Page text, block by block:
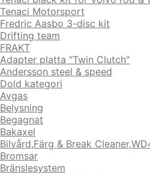
Tenaci Motorsport
Fredric Aasbo 3-disc kit
Drifting team
FRAKT
Adapter platta "Twin Clutch"
Andersson steel & speed
Dold kategori
Avgas
Belysning
Begagnat
Bakaxel
Bilvård,Färg & Break
Bromsar
Bränslesystem